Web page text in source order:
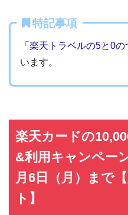
特記事項
「 楽天トラベルの5と0の
います。
楽天カードの
&利用キャンペー
月6日（月）まで
ト】